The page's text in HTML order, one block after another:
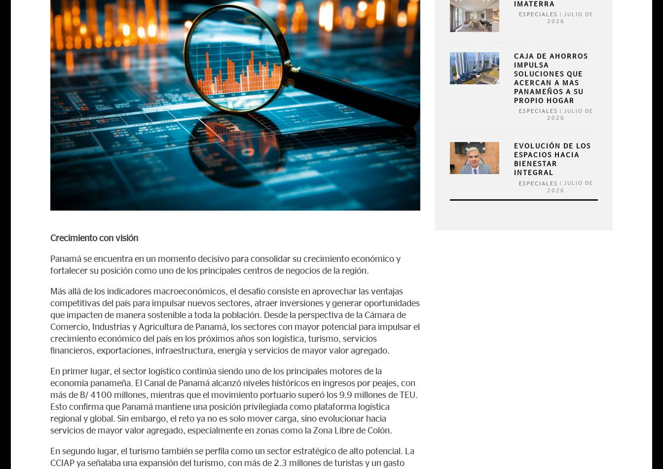
Crecimiento con visión
Panamá se encuentra en un momento decisivo para consolidar su crecimiento económico y
fortalecer su posición como uno de los principales centros de negocios de la región.
Más allá de los indicadores macroeconómicos, el desafío consiste en aprovechar las ventajas
competitivas del país para impulsar nuevos sectores, atraer inversiones y generar oportunidades
que impacten de manera sostenible a toda la población. Desde la perspectiva de la Cámara de
Comercio, Industrias y Agricultura de Panamá, los sectores con mayor potencial para impulsar el
crecimiento económico del país en los próximos años son logística, turismo, servicios
financieros, exportaciones, infraestructura, energía y servicios de mayor valor agregado.
En primer lugar, el sector logístico continúa siendo uno de los principales motores de la
economía panameña. El Canal de Panamá alcanzó niveles históricos en ingresos por peajes, con
más de B/ 4100 millones, mientras que el movimiento portuario superó los 9.9 millones de TEU.
Esto confirma que Panamá mantiene una posición privilegiada como plataforma logística
regional y global. Sin embargo, el reto ya no es solo mover carga, sino evolucionar hacia
servicios de mayor valor agregado, especialmente en zonas como la Zona Libre de Colón.
En segundo lugar, el turismo también se perfila como un sector estratégico de alto potencial. La
CCIAP ya señalaba una expansión del turismo, con más de 2.3 millones de turistas y un gasto
IMATERRA
ESPECIALES
JULIO DE
2026
CAJA DE AHORROS
IMPULSA
SOLUCIONES QUE
ACERCAN A MAS
PANAMEÑOS A SU
PROPIO HOGAR
ESPECIALES
JULIO DE
2026
EVOLUCIÓN DE LOS
ESPACIOS HACIA
BIENESTAR
INTEGRAL
ESPECIALES
JULIO DE
2026